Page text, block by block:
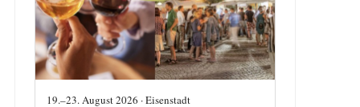
19.–23. August 2026 · Eisenstadt